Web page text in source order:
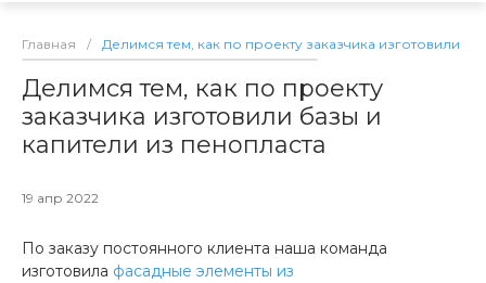
Главная / Делимся тем, как по проекту заказчика изготовили
Делимся тем, как по проекту
заказчика изготовили базы и
капители из пенопласта
19 апр 2022
По заказу постоянного клиента наша команда
изготовила фасадные элементы из